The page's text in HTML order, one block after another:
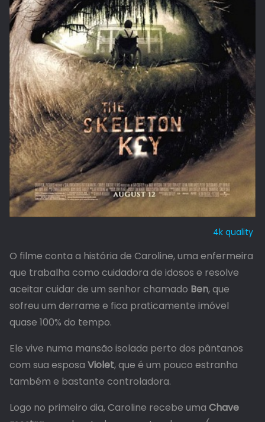
4k quality
O filme conta a história de Caroline, uma enfermeira
que trabalha como cuidadora de idosos e resolve
aceitar cuidar de um senhor chamado Ben, que
sofreu um derrame e fica praticamente imóvel
quase 100% do tempo.
Ele vive numa mansão isolada perto dos pântanos
com sua esposa Violet, que é um pouco estranha
também e bastante controladora.
Logo no primeiro dia, Caroline recebe uma Chave